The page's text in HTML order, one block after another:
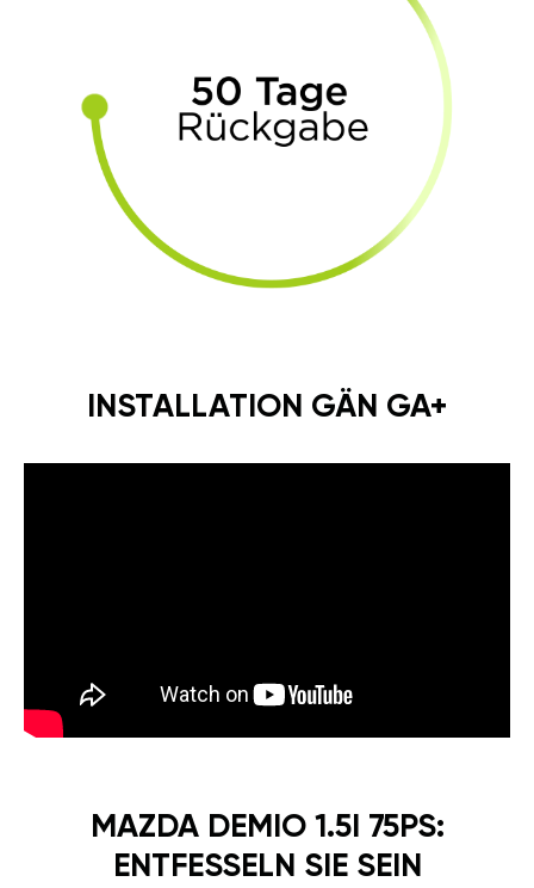
INSTALLATION GÄN GA+
MAZDA DEMIO 1.5I 75PS:
ENTFESSELN SIE SEIN